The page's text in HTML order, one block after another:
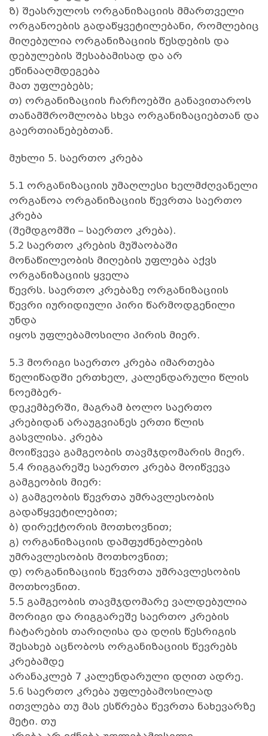
ზ) შეასრულოს ორგანიზაციის მმართველი
ორგანოების გადაწყვეტილებანი, რომლებიც
მიღებულია ორგანიზაციის წესდების და
დებულების შესაბამისად და არ
ეწინააღმდეგება
მათ უფლებებს;
თ) ორგანიზაციის ჩარჩოებში განავითაროს
თანამშრომლობა სხვა ორგანიზაციებთან და
გაერთიანებებთან.
მუხლი 5. საერთო კრება
5.1 ორგანიზაციის უმაღლესი ხელმძღვანელი
ორგანოა ორგანიზაციის წევრთა საერთო
კრება
(შემდგომში – საერთო კრება).
5.2 საერთო კრების მუშაობაში
მონაწილეობის მიღების უფლება აქვს
ორგანიზაციის ყველა
წევრს. საერთო კრებაზე ორგანიზაციის
წევრი იურიდიული პირი წარმოდგენილი
უნდა
იყოს უფლებამოსილი პირის მიერ.
5.3 მორიგი საერთო კრება იმართება
წელიწადში ერთხელ, კალენდარული წლის
ნოემბერ-
დეკემბერში, მაგრამ ბოლო საერთო
კრებიდან არაუგვიანეს ერთი წლის
გასვლისა. კრება
მოიწვევა გამგეობის თავმჯდომარის მიერ.
5.4 რიგგარეშე საერთო კრება მოიწვევა
გამგეობის მიერ:
ა) გამგეობის წევრთა უმრავლესობის
გადაწყვეტილებით;
ბ) დირექტორის მოთხოვნით;
გ) ორგანიზაციის დამფუძნებლების
უმრავლესობის მოთხოვნით;
დ) ორგანიზაციის წევრთა უმრავლესობის
მოთხოვნით.
5.5 გამგეობის თავმჯდომარე ვალდებულია
მორიგი და რიგგარეშე საერთო კრების
ჩატარების თარიღისა და დღის წესრიგის
შესახებ აცნობოს ორგანიზაციის წევრებს
კრებამდე
არანაკლებ 7 კალენდარული დღით ადრე.
5.6 საერთო კრება უფლებამოსილად
ითვლება თუ მას ესწრება წევრთა ნახევარზე
მეტი. თუ